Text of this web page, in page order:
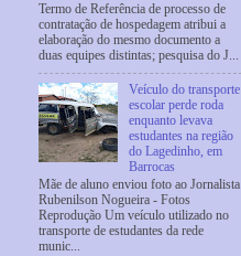
Termo de Referência de processo de
contratação de hospedagem atribui a
elaboração do mesmo documento a
duas equipes distintas; pesquisa do J...
Veículo do transporte
escolar perde roda
enquanto levava
estudantes na região
do Lagedinho, em
Barrocas
Mãe de aluno enviou foto ao Jornalista
Rubenilson Nogueira - Fotos
Reprodução Um veículo utilizado no
transporte de estudantes da rede
munic...